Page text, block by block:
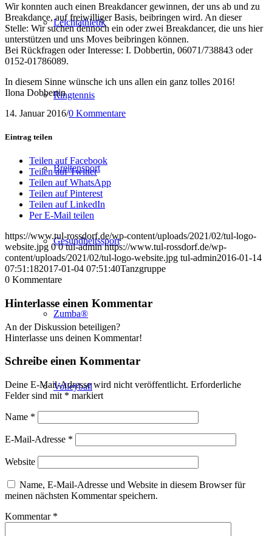
Leichtathletik
Ringtennis
Breitensport
Gesundheitssport
Zumba®
Volleyball
Lauftreff / Walking
Wir konnten auch einen Breakdancer gewinnen, der uns ab und zu
Breakdance, auf freiwilliger Basis, beibringen wird. An dieser
Stelle: Wir suchen dennoch ein oder zwei Breakdancer, die uns hier
unterstützen und uns Moves beibringen können.
Bei Rückfragen oder Interesse: I. Dobbertin, 06071/738843 oder
0152-01786089.
In diesem Sinne wünsche ich uns allen ein ganz tolles 2016!
Ilona Dobbertin
14. Januar 2016/0 Kommentare
Eintrag teilen
Teilen auf Facebook
Teilen auf Twitter
Teilen auf WhatsApp
Teilen auf Pinterest
Teilen auf LinkedIn
Per E-Mail teilen
https://www.tul-rossdorf.de/wp-content/uploads/2021/02/tul-logo-
website.jpg 0 0 tul-admin https://www.tul-rossdorf.de/wp-
content/uploads/2021/02/tul-logo-website.jpg tul-admin2016-01-14
07:51:182017-01-04 07:51:40Tanzgruppe
0 Kommentare
Hinterlasse einen Kommentar
An der Diskussion beteiligen?
Hinterlasse uns deinen Kommentar!
Schreibe einen Kommentar
Deine E-Mail-Adresse wird nicht veröffentlicht. Erforderliche
Felder sind mit * markiert
Name *
E-Mail-Adresse *
Website
Name, E-Mail-Adresse und Website in diesem Browser für
meinen nächsten Kommentar speichern.
Kommentar *